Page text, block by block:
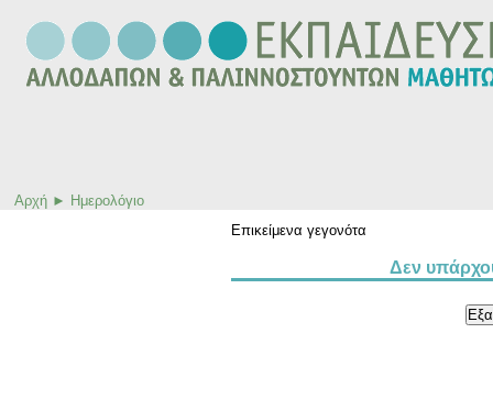
Αρχή ► Ημερολόγιο
Επικείμενα γεγονότα
Δεν